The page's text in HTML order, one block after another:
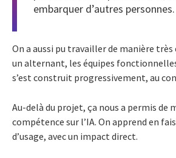
embarquer d’autres personnes.
On a aussi pu travailler de manière
un alternant, les équipes
s’est construit progressivement, au
Au-delà du projet, ça nous a permis de
compétence sur l’IA. On apprend en
d’usage, avec un impact direct.